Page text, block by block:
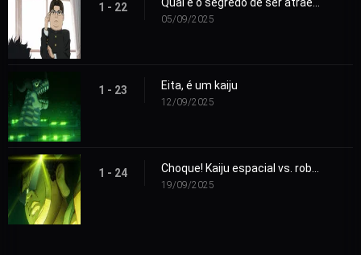
1 - 22
05/09/2025
1 - 23 Eita, é um kaiju
12/09/2025
1 - 24
19/09/2025